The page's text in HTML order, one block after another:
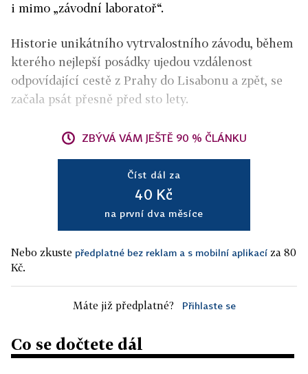
i mimo „závodní laboratoř“.
Historie unikátního vytrvalostního závodu, během
kterého nejlepší posádky ujedou vzdálenost
odpovídající cestě z Prahy do Lisabonu a zpět, se
začala psát přesně před sto lety.
ZBÝVÁ VÁM JEŠTĚ 90 % ČLÁNKU
Číst dál za
40 Kč
na první dva měsíce
Nebo zkuste předplatné bez reklam a s mobilní aplikací za 80
Kč.
Máte již předplatné? Přihlaste se
Co se dočtete dál